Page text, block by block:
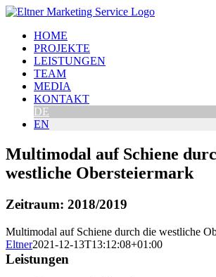
Zum
springenHOME
PROJEKTE
LEISTUNGEN
TEAM
MEDIA
KONTAKT
DE
EN
Multimodal auf Schiene
westliche Obersteiermark
Zeitraum: 2018/2019
Multimodal auf Schiene durch die westliche
Eltner2021-12-13T13:12:08+01:00
Leistungen